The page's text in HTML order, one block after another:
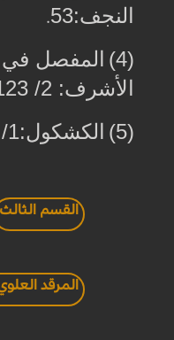
النجف:53
.
(4)
المفصل في
الأشرف: 2/ 123-124
(5) الكشكول:1/ 135
القسم الثالث
المرقد